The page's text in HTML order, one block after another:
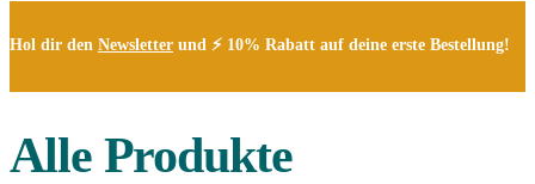
Hol dir den Newsletter und ⚡ 10% Rabatt auf deine erste Bestellung!
Alle Produkte